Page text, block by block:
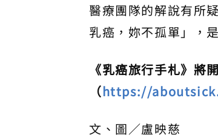
醫療團隊的解說有所
乳癌，妳不孤單」，
《乳癌旅行手札》將
（https://
文、圖／盧映慈